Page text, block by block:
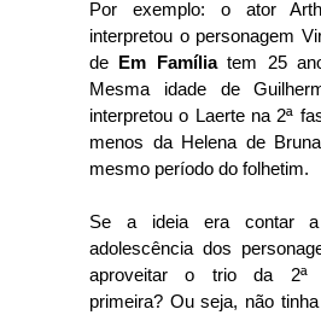
Por exemplo: o ator
interpretou o personagem
de Em Famíliatem 25
Mesma idade de
interpretou o Laerte na 2ª
menos da Helena de
mesmo período do folhetim.
Se a ideia era contar
adolescência dos
aproveitar o trio da 2ª
primeira? Ou seja, não